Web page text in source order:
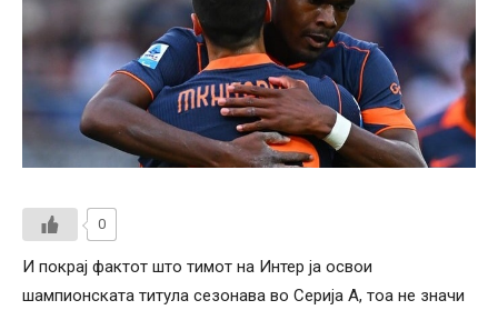
0
И покрај фактот што тимот на Интер ја освои
шампионската титула сезонава во Серија А, тоа не значи